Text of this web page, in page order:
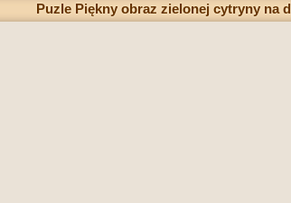
Puzle Piękny obraz zielonej cytryny na